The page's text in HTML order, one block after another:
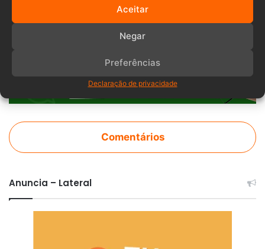
Aceitar
Negar
Preferências
Declaração de privacidade
Comentários
Anuncia – Lateral